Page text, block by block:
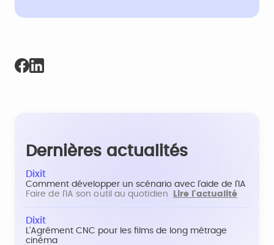
Dernières actualités
Dixit
Comment développer un scénario avec l'aide de l'IA
Faire de l'IA son outil au quotidien
Lire l'actualité
Dixit
L'Agrément CNC pour les films de long métrage
cinéma